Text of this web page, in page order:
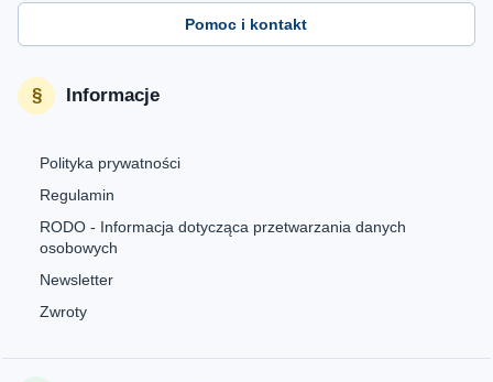
Pomoc i kontakt
Informacje
Polityka prywatności
Regulamin
RODO - Informacja dotycząca przetwarzania danych
osobowych
Newsletter
Zwroty